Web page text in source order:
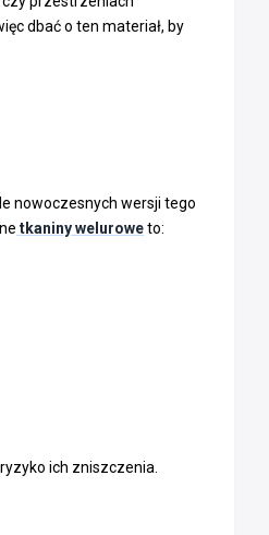
dbać o ten materiał, by
nowoczesnych wersji tego
tkaniny weluroweto:
ich zniszczenia.